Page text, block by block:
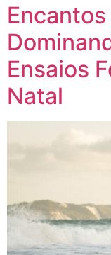
Ensaios
Natal